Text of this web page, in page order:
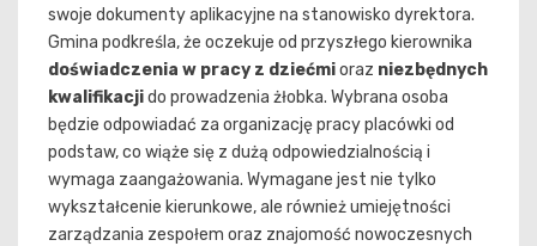
swoje dokumenty aplikacyjne na stanowisko dyrektora.
Gmina podkreśla, że oczekuje od przyszłego kierownika
doświadczenia w pracy z dziećmioraz niezbędnych
kwalifikacjido prowadzenia żłobka. Wybrana osoba
będzie odpowiadać za organizację pracy placówki od
podstaw, co wiąże się z dużą odpowiedzialnością i
wymaga zaangażowania. Wymagane jest nie tylko
wykształcenie kierunkowe, ale również umiejętności
zarządzania zespołem oraz znajomość nowoczesnych